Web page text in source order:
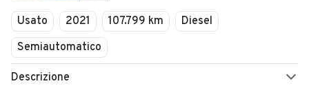
Usato 2021 107.799 km
Diesel
Semiautomatico
Descrizione